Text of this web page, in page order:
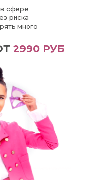
2990 РУБ
сфере
риска
много